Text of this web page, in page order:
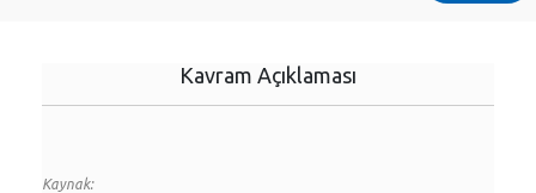
Kavram Açıklaması
Kaynak: